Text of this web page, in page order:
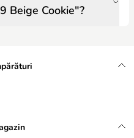
Beige Cookie"?